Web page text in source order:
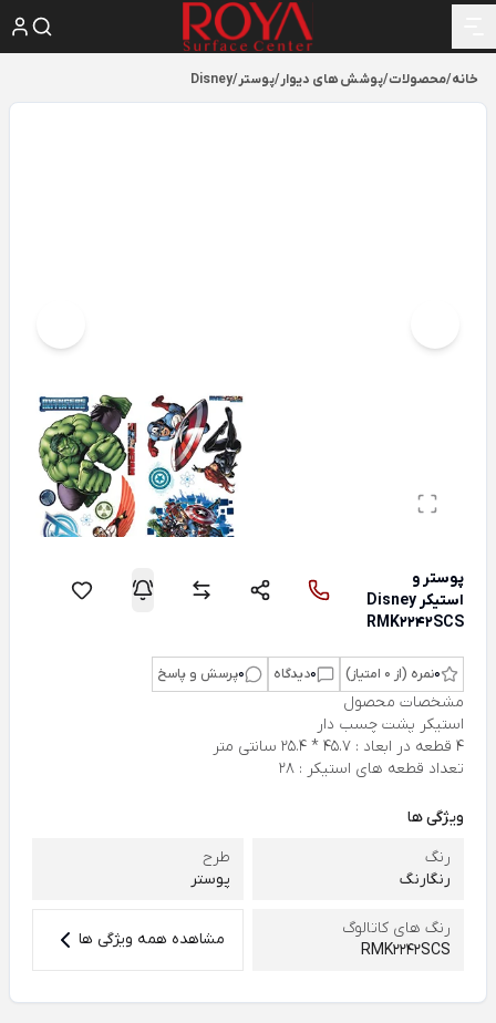
خانه/محصولات/پوشش های دیوار/پوستر/
Disney
پوستر و
استیکر Disney
RMK2242SCS
0نمره (از 0 امتیاز) 0دیدگاه 0پرسش و پاسخ
مشخصات محصول
استیکر پشت چسب دار
4 قطعه در ابعاد : 45.7 * 25.4 سانتی متر
تعداد قطعه های استیکر : 28
ویژگی ها
رنگ
رنگارنگ
طرح
پوستر
رنگ های کاتالوگ
RMK2242SCS
مشاهده همه ویژگی ها